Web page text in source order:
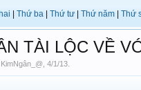
Thứ ba Thứ tư Thứ năm Thứ
TÀI LỘC VỀ
KimNgân_@ 4/1/13